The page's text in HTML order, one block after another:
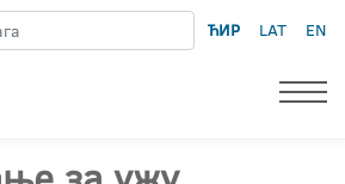
ЋИР LAT EN